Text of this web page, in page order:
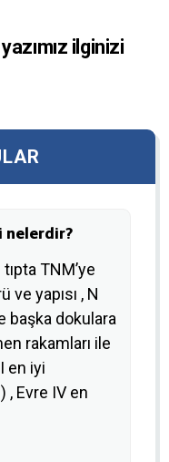
yazımız ilginizi
nelerdir?
TNM’ye
ve yapısı , N
başka dokulara
rakamları ile
en iyi
, Evre IV en